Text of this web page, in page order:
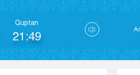
Quptan
21:49